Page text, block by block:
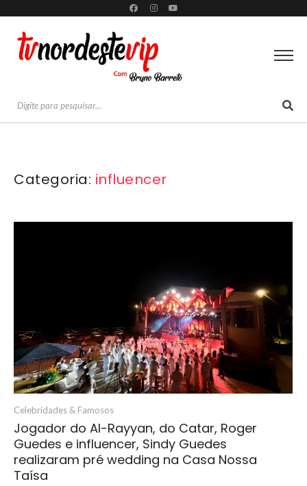
Categoria: influencer
Celebridades & Famosos
Jogador do Al-Rayyan, do Catar, Roger
Guedes e influencer, Sindy Guedes
realizaram pré wedding na Casa Nossa
Taísa